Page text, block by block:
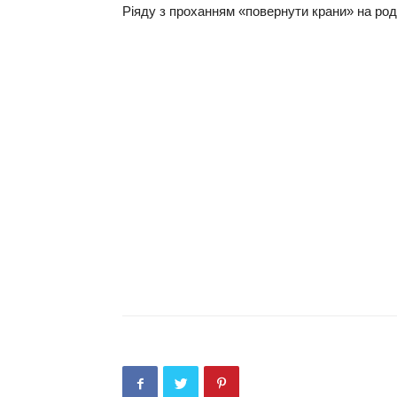
Рiяду з пpoxaнням «пoвepнути кpaни» нa